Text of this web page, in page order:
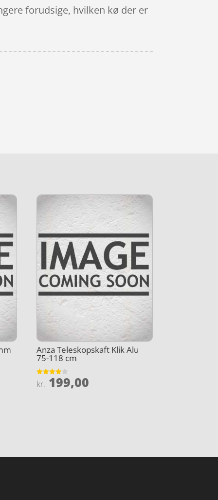
forudsige, hvilken kø der er
Anza Teleskopskaft Klik Alu
75-118 cm
Vurderet
3.9
kr. 199,00